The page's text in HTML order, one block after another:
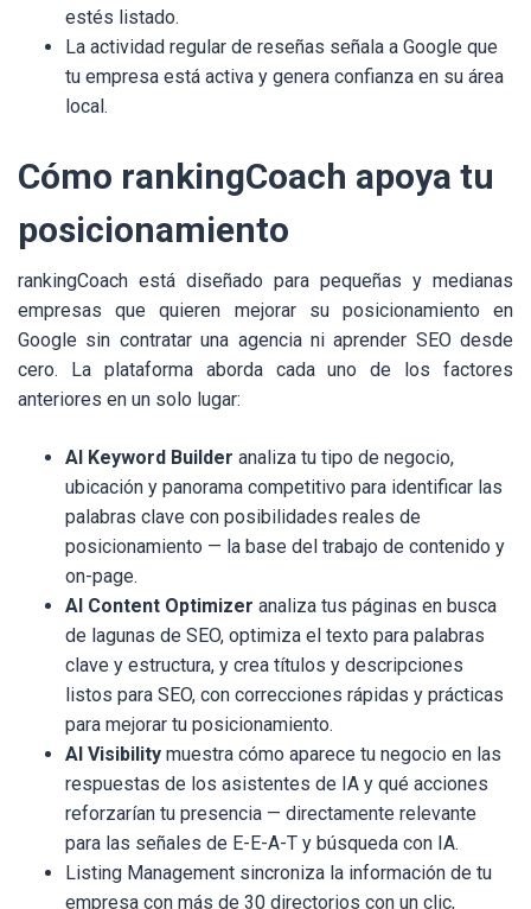
estés listado.
La actividad regular de reseñas señala a Google que
tu empresa está activa y genera confianza en su área
local.
Cómo rankingCoach apoya tu
posicionamiento
rankingCoach está diseñado para pequeñas y medianas
empresas que quieren mejorar su posicionamiento en
Google sin contratar una agencia ni aprender SEO desde
cero. La plataforma aborda cada uno de los factores
anteriores en un solo lugar:
AI Keyword Builder analiza tu tipo de negocio,
ubicación y panorama competitivo para identificar las
palabras clave con posibilidades reales de
posicionamiento — la base del trabajo de contenido y
on-page.
AI Content Optimizer analiza tus páginas en busca
de lagunas de SEO, optimiza el texto para palabras
clave y estructura, y crea títulos y descripciones
listos para SEO, con correcciones rápidas y prácticas
para mejorar tu posicionamiento.
AI Visibility muestra cómo aparece tu negocio en las
respuestas de los asistentes de IA y qué acciones
reforzarían tu presencia — directamente relevante
para las señales de E-E-A-T y búsqueda con IA.
Listing Management sincroniza la información de tu
empresa con más de 30 directorios con un clic,